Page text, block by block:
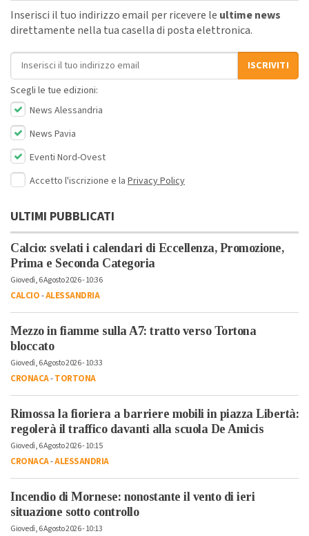
Inserisci il tuo indirizzo email per ricevere le ultime news
direttamente nella tua casella di posta elettronica.
Indirizzo email
ISCRIVITI
Scegli le tue edizioni:
News Alessandria
News Pavia
Eventi Nord-Ovest
Accetto l'iscrizione e la Privacy Policy
ULTIMI PUBBLICATI
Calcio: svelati i calendari di Eccellenza, Promozione,
Prima e Seconda Categoria
Giovedì, 6 Agosto 2026 - 10:36
CALCIO-ALESSANDRIA
Mezzo in fiamme sulla A7: tratto verso Tortona
bloccato
Giovedì, 6 Agosto 2026 - 10:33
CRONACA-TORTONA
Rimossa la fioriera a barriere mobili in piazza Libertà:
regolerà il traffico davanti alla scuola De Amicis
Giovedì, 6 Agosto 2026 - 10:15
CRONACA-ALESSANDRIA
Incendio di Mornese: nonostante il vento di ieri
situazione sotto controllo
Giovedì, 6 Agosto 2026 - 10:13